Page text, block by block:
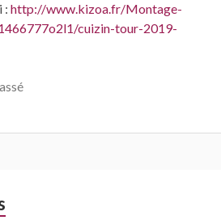
: http://www.kizoa.fr/Montage-
cuizin-tour-2019-